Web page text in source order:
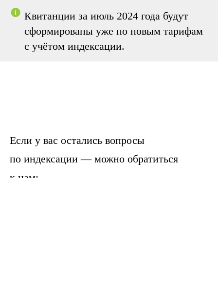
Квитанции за июль 2024 года будут
сформированы уже по новым тарифам
с учётом индексации.
Если у вас остались вопросы
по индексации — можно обратиться
к нам: